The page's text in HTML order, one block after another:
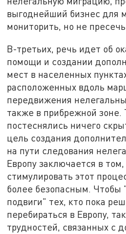
выгоднейший бизнес для
мониторить, но не
В-третьих, речь идет об
помощи и создании
мест в населенных
расположенных вдоль
передвижения
также в прибрежной зоне.
постеснялись ничего
цель создания
на пути следования
Европу заключается в
стимулировать этот
более безопасным. Чтобы
подвиги" тех, кто пока
перебираться в Европу,
трудностей, связанных с